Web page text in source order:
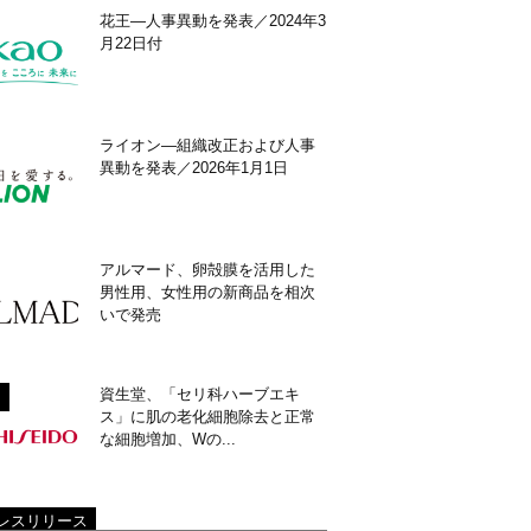
花王―人事異動を発表／2024年3
月22日付
ライオン―組織改正および人事
異動を発表／2026年1月1日
アルマード、卵殻膜を活用した
男性用、女性用の新商品を相次
いで発売
資生堂、「セリ科ハーブエキ
ス」に肌の老化細胞除去と正常
な細胞増加、Wの...
スリリース